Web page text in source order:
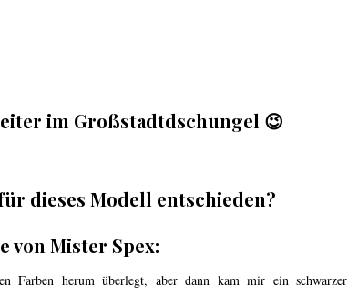
im Großstadtdschungel 😉
dieses Modell entschieden?
von Mister Spex:
Farben herum überlegt, aber dann kam mir ein schwarzer